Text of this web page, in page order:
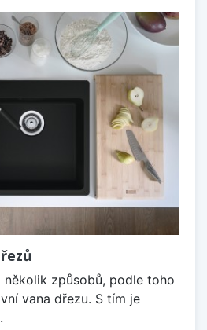
několik způsobů, podle toho
vana dřezu. S tím je